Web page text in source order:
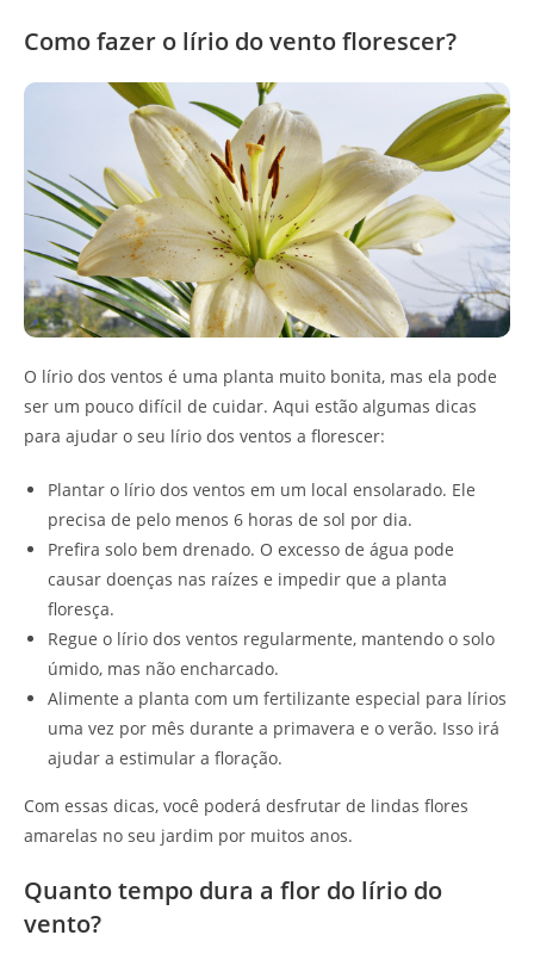
Como fazer o lírio do vento florescer?
O lírio dos ventos é uma planta muito bonita, mas ela pode
ser um pouco difícil de cuidar. Aqui estão algumas dicas
para ajudar o seu lírio dos ventos a florescer:
Plantar o lírio dos ventos em um local ensolarado. Ele
precisa de pelo menos 6 horas de sol por dia.
Prefira solo bem drenado. O excesso de água pode
causar doenças nas raízes e impedir que a planta
floresça.
Regue o lírio dos ventos regularmente, mantendo o solo
úmido, mas não encharcado.
Alimente a planta com um fertilizante especial para lírios
uma vez por mês durante a primavera e o verão. Isso irá
ajudar a estimular a floração.
Com essas dicas, você poderá desfrutar de lindas flores
amarelas no seu jardim por muitos anos.
Quanto tempo dura a flor do lírio do
vento?